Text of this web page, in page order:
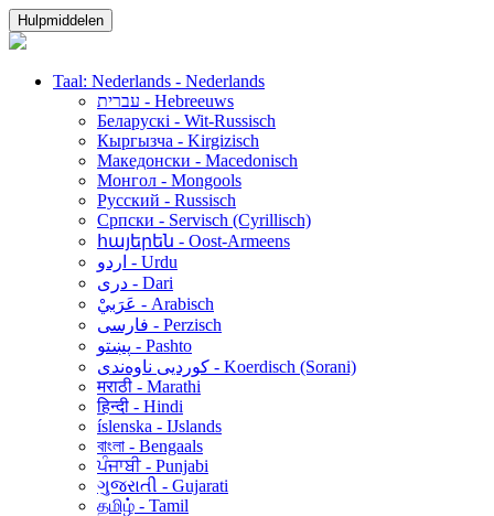
Hulpmiddelen
Taal: Nederlands - Nederlands
עברית - Hebreeuws
Беларускі - Wit-Russisch
Кыргызча - Kirgizisch
Македонски - Macedonisch
Монгол - Mongools
Русский - Russisch
Српски - Servisch (Cyrillisch)
հայերեն - Oost-Armeens
اردو - Urdu
دری - Dari
عَرَبيْ - Arabisch
فارسی - Perzisch
پښتو - Pashto
کوردیی ناوەندی - Koerdisch (Sorani)
मराठी - Marathi
हिन्दी - Hindi
íslenska - IJslands
বাংলা - Bengaals
ਪੰਜਾਬੀ - Punjabi
ગુજરાતી - Gujarati
தமிழ் - Tamil